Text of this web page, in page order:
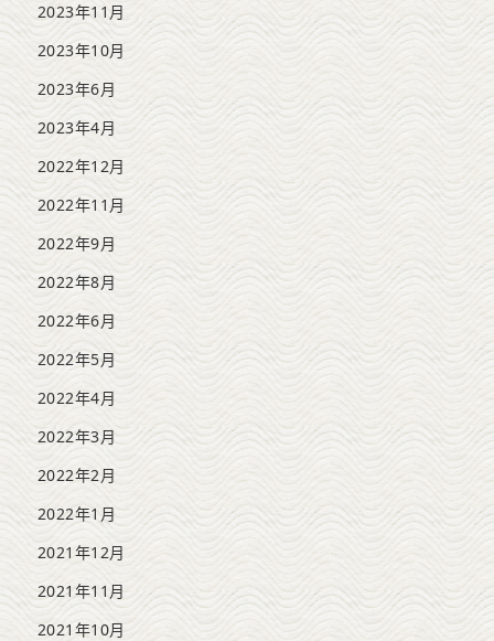
2023年11月
2023年10月
2023年6月
2023年4月
2022年12月
2022年11月
2022年9月
2022年8月
2022年6月
2022年5月
2022年4月
2022年3月
2022年2月
2022年1月
2021年12月
2021年11月
2021年10月